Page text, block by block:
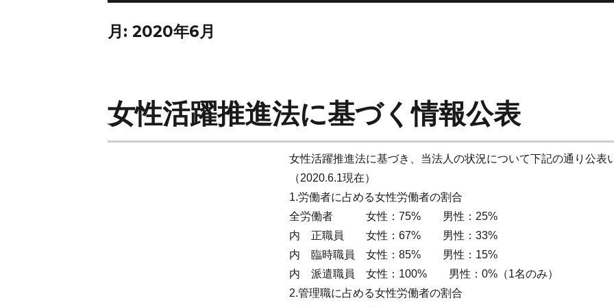
月: 2020年6月
女性活躍推進法に基づく情報公表
女性活躍推進法に基づき、当法人の状況について下記の通り公表
（2020.6.1現在）
1.労働者に占める女性労働者の割合
全労働者 女性：75% 男性：25%
内 正職員 女性：67% 男性：33%
内 臨時職員 女性：85% 男性：15%
内 派遣職員 女性：100% 男性：0%（1名のみ）
2.管理職に占める女性労働者の割合